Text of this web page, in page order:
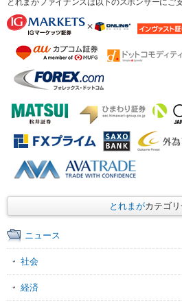
とれまがカテゴ
ニュース
社会
経済